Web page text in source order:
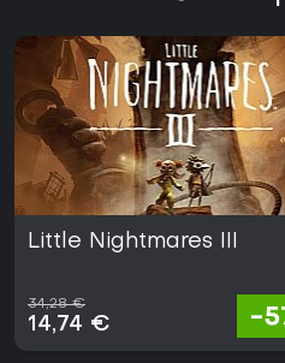
begleitet von laufenden
Spielerfeedbacks.
Wer Sci-Fi-Horror mit
Gameplay-Elementen sucht,
Umsetzung. Die Verfügbarkeit
den Einstieg für Konsolenspieler
Little Nightmares III
34,28 €
14,74 € -